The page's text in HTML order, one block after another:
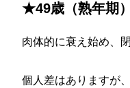
★49歳（熟年期）
肉体的に衰え始め、
個人差はありますが